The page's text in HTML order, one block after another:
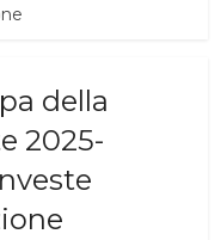
della
2025-